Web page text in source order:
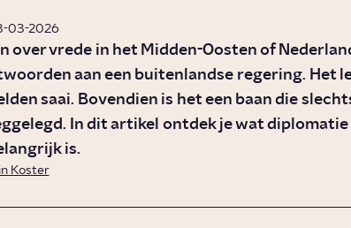
03-2026
over vrede in het Midden-Oosten of
aan een buitenlandse regering. Het
saai. Bovendien is het een baan die
In dit artikel ontdek je wat diplomatie
is.
Koster